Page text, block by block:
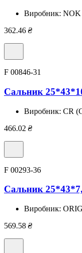
Виробник: NOK
362.46 ₴
F 00846-31
Сальник
Виробник: CR
466.02 ₴
F 00293-36
Сальник
Виробник:
569.58 ₴